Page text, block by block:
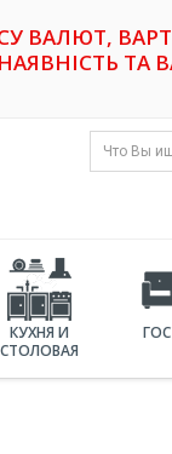
ВАЛЮТ,
ТА
КУХНЯ И
СТОЛОВАЯ